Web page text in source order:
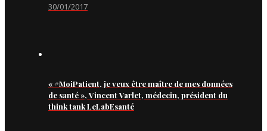
30/01/2017
« #MoiPatient, je veux être maître de mes données
de santé », Vincent Varlet, médecin, président du
think tank LeLabEsanté